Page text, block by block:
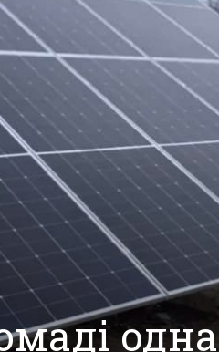
одна